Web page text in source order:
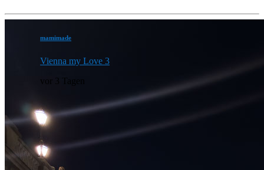
mamimade
Vienna my Love 3
vor 3 Tagen